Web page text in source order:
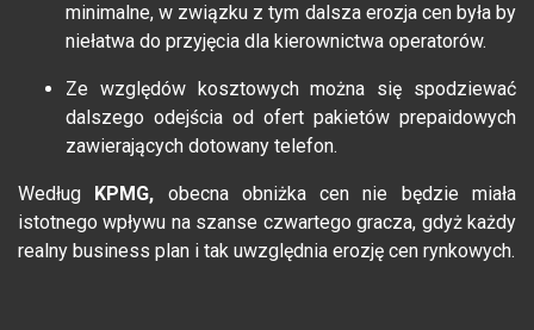
minimalne, w związku z tym dalsza erozja cen była by
niełatwa do przyjęcia dla kierownictwa operatorów.
Ze względów kosztowych można się spodziewać
dalszego odejścia od ofert pakietów prepaidowych
zawierających dotowany telefon.
Według KPMG, obecna obniżka cen nie będzie miała
istotnego wpływu na szanse czwartego gracza, gdyż każdy
realny business plan i tak uwzględnia erozję cen rynkowych.